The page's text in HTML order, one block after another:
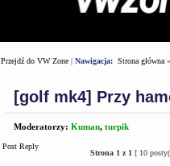
Przejdź do VW Zone| Nawigacja: Strona główna»
[golf mk4] Przy
Moderatorzy: Kuman, turpik
Post Reply
Strona 1 z 1 [ 10